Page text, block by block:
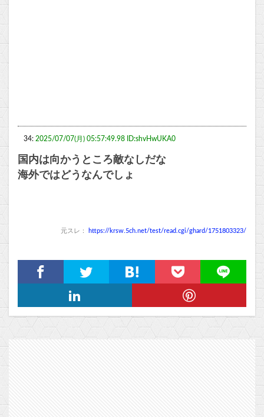
34: 2025/07/07(月) 05:57:49.98 ID:shvHwUKA0
国内は向かうところ敵なしだな
海外ではどうなんでしょ
元スレ： https://krsw.5ch.net/test/read.cgi/ghard/1751803323/